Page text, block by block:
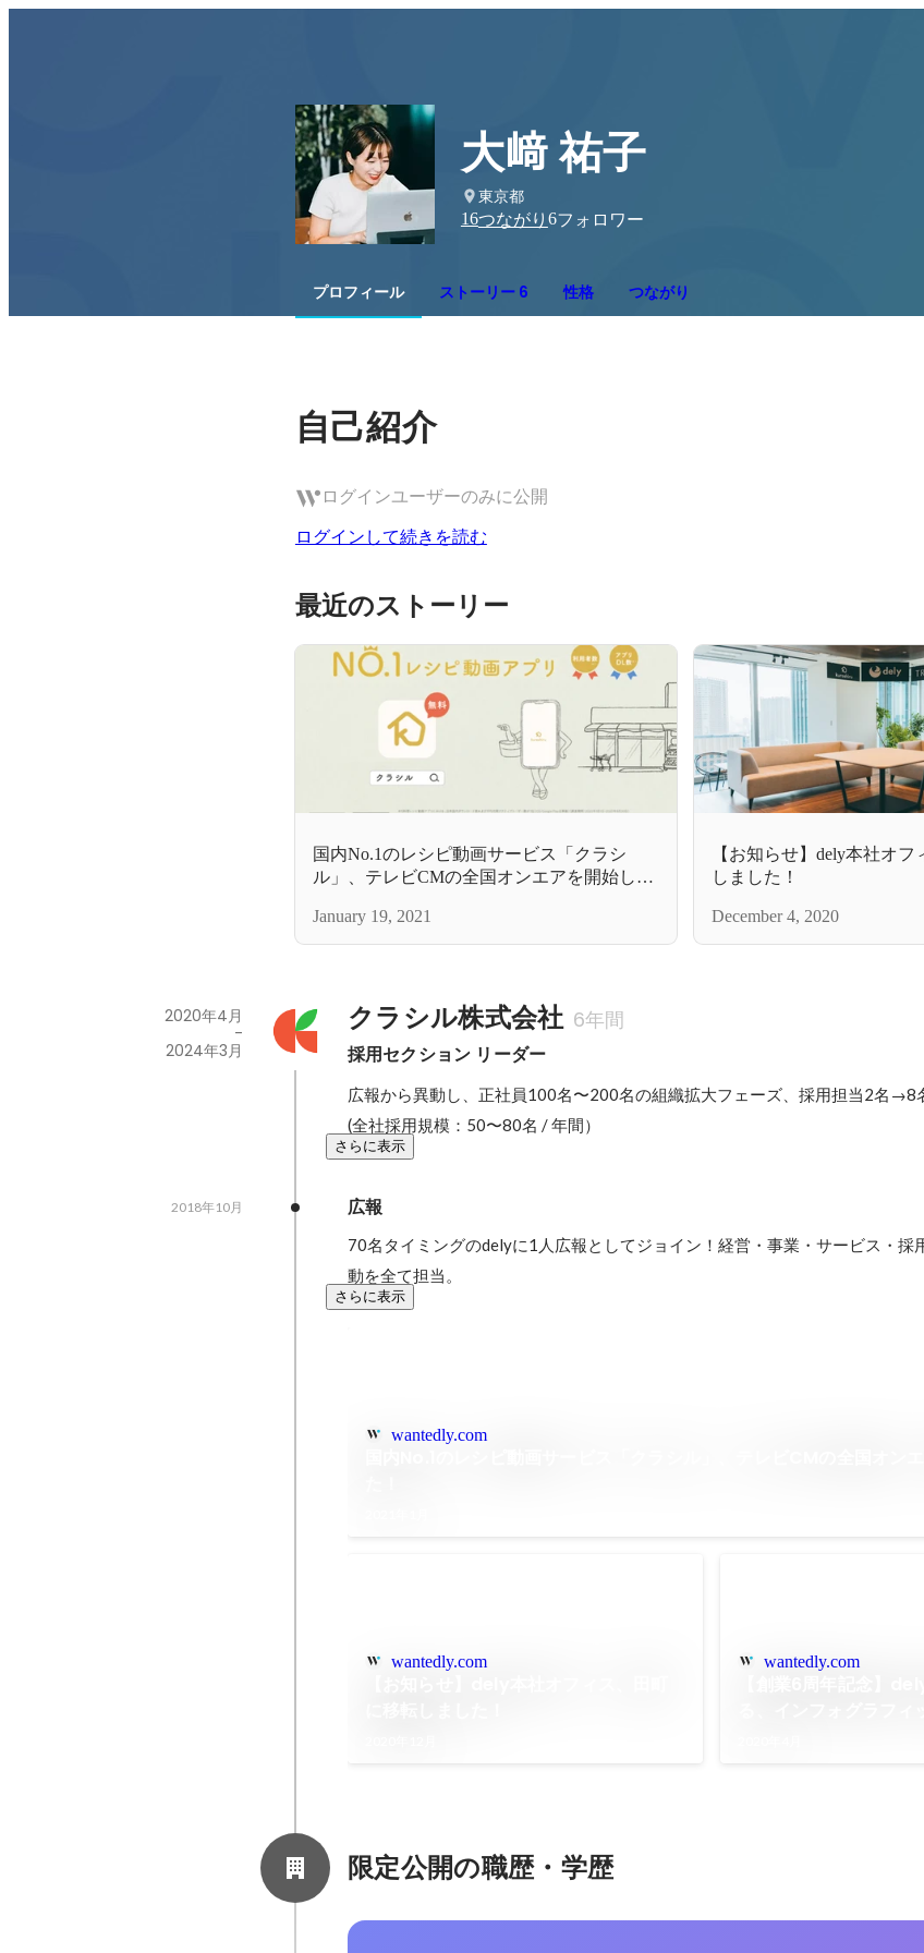
大﨑 祐子
東京都
16つながり 6フォロワー
プロフィール ストーリー 6 性格 つながり
自己紹介
ログインユーザーのみに公開
ログインして続きを読む
最近のストーリー
国内No.1のレシピ動画サービス「クラシ
ル」、テレビCMの全国オンエアを開始しま
January 19, 2021
【お知らせ】dely本社オ
しました！
December 4, 2020
クラシル株式会社 6年間
採用セクション リーダー
2020年4月
-
2024年3月
広報から異動し、正社員100名〜200名の組織拡大フェーズ、採用担当2名→8
(全社採用規模：50〜80名 / 年間）
さらに表示
広報
2018年10月
70名タイミングのdelyに1人広報としてジョイン！経営・事業・サービス・採
動を全て担当。
さらに表示
wantedly.com
wantedly.com wantedly.com
限定公開の職歴・学歴